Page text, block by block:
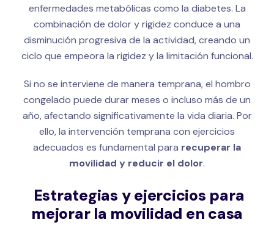
enfermedades metabólicas como la diabetes. La
combinación de dolor y rigidez conduce a una
disminución progresiva de la actividad, creando un
ciclo que empeora la rigidez y la limitación funcional.
Si no se interviene de manera temprana, el hombro
congelado puede durar meses o incluso más de un
año, afectando significativamente la vida diaria. Por
ello, la intervención temprana con ejercicios
adecuados es fundamental para recuperar la
movilidad y reducir el dolor.
Estrategias y ejercicios para
mejorar la movilidad en casa